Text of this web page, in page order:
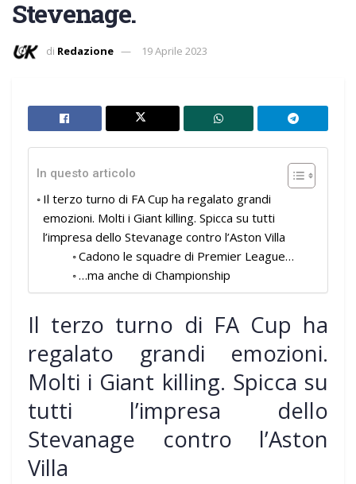
Stevenage.
di Redazione 19 Aprile 2023
In questo articolo
Il terzo turno di FA Cup ha regalato grandi
emozioni. Molti i Giant killing. Spicca su tutti
l’impresa dello Stevanage contro l’Aston Villa
Cadono le squadre di Premier League…
…ma anche di Championship
Il terzo turno di FA Cup ha
regalato grandi emozioni.
Molti i Giant killing. Spicca su
tutti l’impresa dello
Stevanage contro l’Aston
Villa